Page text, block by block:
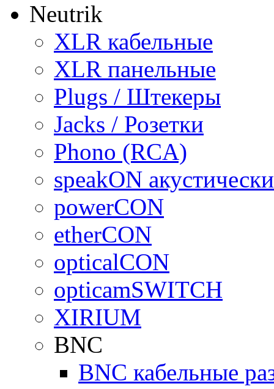
Neutrik
XLR кабельные
XLR панельные
Plugs / Штекеры
Jacks / Розетки
Phono (RCA)
speakON
powerCON
etherCON
opticalCON
opticamSWITCH
XIRIUM
BNC
BNC кабельные